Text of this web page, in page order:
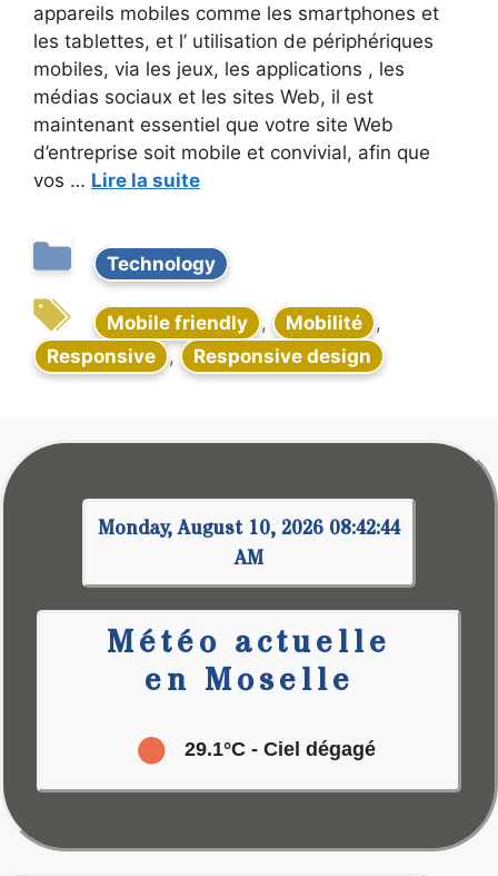
appareils mobiles comme les smartphones et
les tablettes, et l’ utilisation de périphériques
mobiles, via les jeux, les applications , les
médias sociaux et les sites Web, il est
maintenant essentiel que votre site Web
d’entreprise soit mobile et convivial, afin que
vos … Lire la suite
Technology
Mobile friendly , Mobilité
,
Responsive
, Responsive design
Monday, August 10, 2026 08:42:44
AM
Météo actuelle
en Moselle
29.1°C- Ciel dégagé